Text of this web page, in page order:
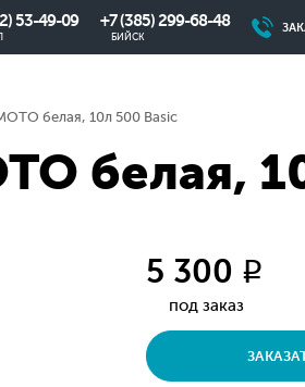
53-49-09 +7 (385) 299-68-48
БИЙСК
белая, 10л 500 Basic
белая,
5 300 q
под заказ